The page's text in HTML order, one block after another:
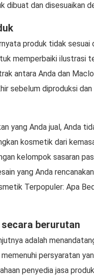
dibuat dan disesuaikan
produk tidak sesuai
memperbaiki ilustrasi
antara Anda dan
sebelum diproduksi dan
yang Anda jual, Anda
kosmetik dari
kelompok sasaran
yang Anda
Terpopuler: Apa
berurutan
adalah
persyaratan
penyedia jasa